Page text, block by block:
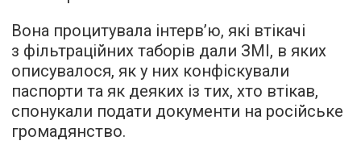
Вона процитувала інтерв’ю, які втікачі
з фільтраційних таборів дали ЗМІ, в яких
описувалося, як у них конфіскували
паспорти та як деяких із тих, хто втікав,
спонукали подати документи на російське
громадянство.